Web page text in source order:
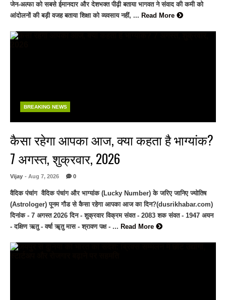
जेन-अल्फा को सबसे ईमानदार और देशभक्त पीढ़ी बताया भागवत ने संवाद की कमी को
आंदोलनों की बड़ी वजह बताया शिक्षा को व्यवसाय नहीं, ... Read More
BREAKING NEWS
कैसा रहेगा आपका आज, क्या कहता है भाग्यांक?
7 अगस्त, शुक्रवार, 2026
Vijay - Aug 7, 2026 0
वैदिक पंचांग वैदिक पंचांग और भाग्यांक (Lucky Number) के जरिए जानिए ज्योतिष
(Astrologer) पूनम गौड से कैसा रहेगा आपका आज का दिन?(dusrikhabar.com)
दिनांक - 7 अगस्त 2026 दिन - शुक्रवार विक्रम संवत - 2083 शक संवत - 1947 अयन
- दक्षिण ऋतु - वर्षा ॠतु मास - श्रावण पक्ष - ... Read More